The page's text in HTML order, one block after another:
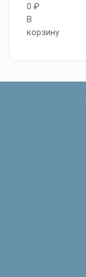
0 ₽
В
корзину